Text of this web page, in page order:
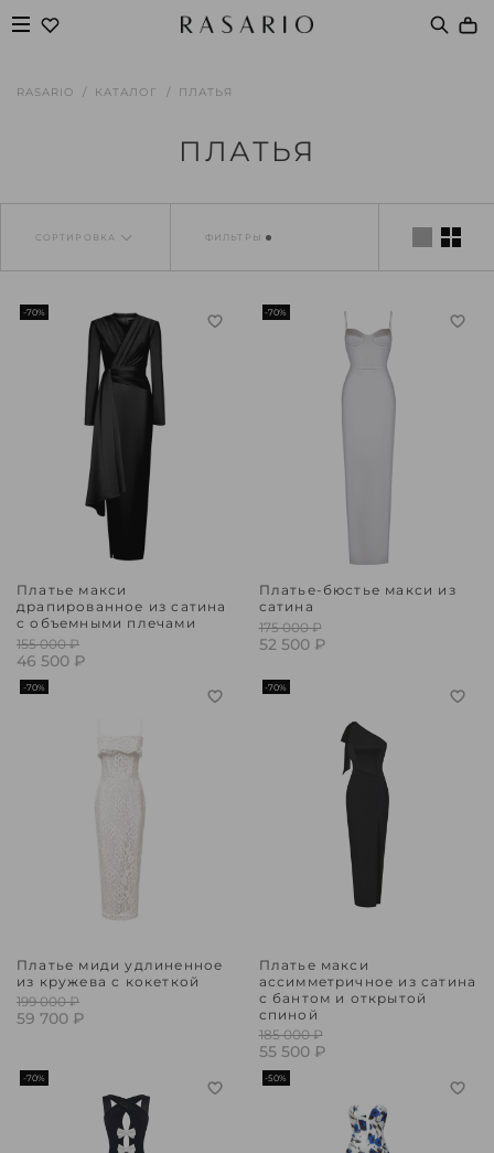
RASARIO КАТАЛОГ ПЛАТЬЯ
ПЛАТЬЯ
СОРТИРОВКА ФИЛЬТРЫ
-70%
Платье макси
драпированное из сатина
с объемными плечами
155 000 ₽
46 500 ₽
-70%
Платье-бюстье макси из
сатина
175 000 ₽
52 500 ₽
-70%
Платье миди удлиненное
из кружева с кокеткой
199 000 ₽
59 700 ₽
-70%
Платье макси
ассимметричное из сатина
с бантом и открытой
спиной
185 000 ₽
55 500 ₽
-70% -50%